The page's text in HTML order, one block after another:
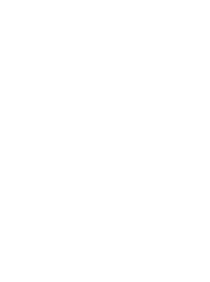
de passe. Pour
passe ci-